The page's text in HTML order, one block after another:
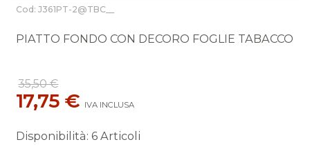
Cod: J361PT-2@TBC__
PIATTO FONDO CON DECORO FOGLIE TABACCO
35,50 €
17,75 € IVA INCLUSA
Disponibilità: 6 Articoli